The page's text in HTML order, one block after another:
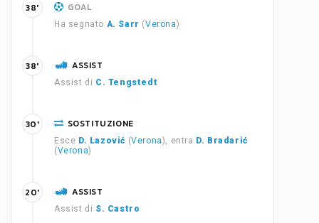
GOAL
Ha segnato A. Sarr (Verona)
38'
ASSIST
Assist di C. Tengstedt
38'
SOSTITUZIONE
Esce D. Lazović (Verona), entra D. Bradarić
(Verona)
30'
ASSIST
Assist di S. Castro
20'